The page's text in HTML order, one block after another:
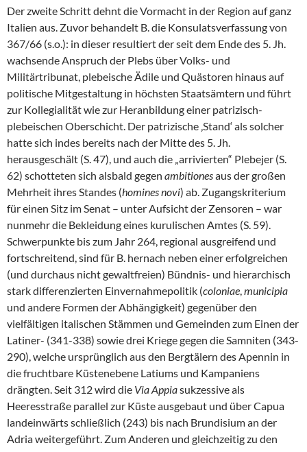
Der zweite Schritt dehnt die Vormacht in der Region auf ganz
Italien aus. Zuvor behandelt B. die Konsulatsverfassung von
367/66 (s.o.): in dieser resultiert der seit dem Ende des 5. Jh.
wachsende Anspruch der Plebs über Volks- und
Militärtribunat, plebeische Ädile und Quästoren hinaus auf
politische Mitgestaltung in höchsten Staatsämtern und führt
zur Kollegialität wie zur Heranbildung einer patrizisch-
plebeischen Oberschicht. Der patrizische ‚Stand‘ als solcher
hatte sich indes bereits nach der Mitte des 5. Jh.
herausgeschält (S. 47), und auch die „arrivierten“ Plebejer (S.
62) schotteten sich alsbald gegen ambitionesaus der großen
Mehrheit ihres Standes (homines novi) ab. Zugangskriterium
für einen Sitz im Senat – unter Aufsicht der Zensoren – war
nunmehr die Bekleidung eines kurulischen Amtes (S. 59).
Schwerpunkte bis zum Jahr 264, regional ausgreifend und
fortschreitend, sind für B. hernach neben einer erfolgreichen
(und durchaus nicht gewaltfreien) Bündnis- und hierarchisch
stark differenzierten Einvernahmepolitik (coloniae,municipia
und andere Formen der Abhängigkeit) gegenüber den
vielfältigen italischen Stämmen und Gemeinden zum Einen der
Latiner- (341-338) sowie drei Kriege gegen die Samniten (343-
290), welche ursprünglich aus den Bergtälern des Apennin in
die fruchtbare Küstenebene Latiums und Kampaniens
drängten. Seit 312 wird die Via Appiasukzessive als
Heeresstraße parallel zur Küste ausgebaut und über Capua
landeinwärts schließlich (243) bis nach Brundisium an der
Adria weitergeführt. Zum Anderen und gleichzeitig zu den